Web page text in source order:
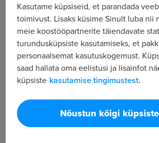
Kasutame küpsiseid, et parandada
toimivust. Lisaks küsime Sinult luba nii
meie koostööpartnerite täiendavate
turundusküpsiste kasutamiseks, et
personaalsemat kasutuskogemust.
saad hallata oma eelistusi ja lisainfot
küpsiste kasutamise tingimustest.
Nõustun kõigi